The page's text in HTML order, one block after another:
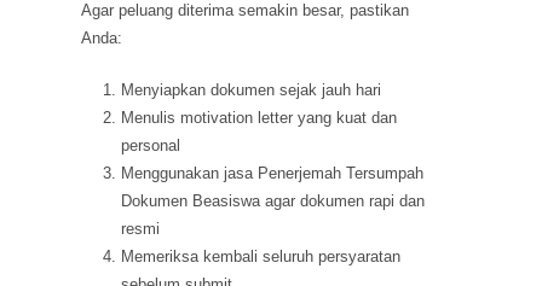
Agar peluang diterima semakin besar, pastikan
Anda:
Menyiapkan dokumen sejak jauh hari
Menulis motivation letter yang kuat dan
personal
Menggunakan jasa Penerjemah Tersumpah
Dokumen Beasiswa agar dokumen rapi dan
resmi
Memeriksa kembali seluruh persyaratan